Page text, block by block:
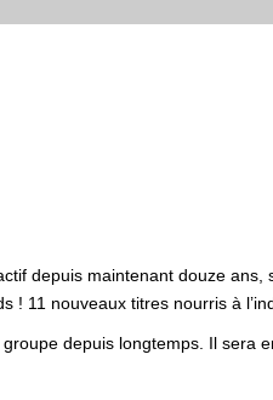
depuis maintenant douze
! 11 nouveaux titres nourris à
depuis longtemps. Il sera